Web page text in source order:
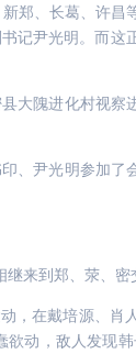
郑、长葛、许昌
尹光明。而这
大隗进化村视察
、尹光明参加了
来到郑、荥、密
，在戴培源、肖
动，敌人发现